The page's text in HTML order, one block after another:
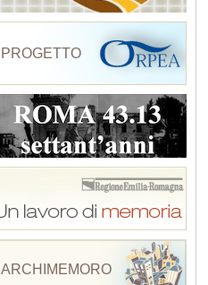
PROGETTO
ARCHIMEMORO